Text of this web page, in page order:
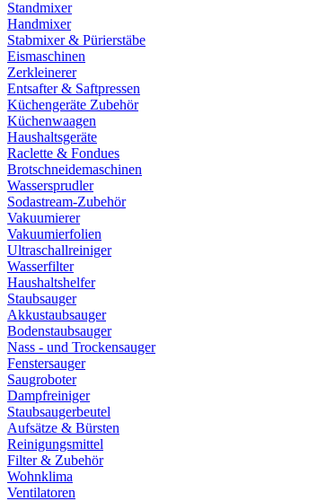
Standmixer
Handmixer
Stabmixer & Pürierstäbe
Eismaschinen
Zerkleinerer
Entsafter & Saftpressen
Küchengeräte Zubehör
Küchenwaagen
Haushaltsgeräte
Raclette & Fondues
Brotschneidemaschinen
Wassersprudler
Sodastream-Zubehör
Vakuumierer
Vakuumierfolien
Ultraschallreiniger
Wasserfilter
Haushaltshelfer
Staubsauger
Akkustaubsauger
Bodenstaubsauger
Nass - und Trockensauger
Fenstersauger
Saugroboter
Dampfreiniger
Staubsaugerbeutel
Aufsätze & Bürsten
Reinigungsmittel
Filter & Zubehör
Wohnklima
Ventilatoren